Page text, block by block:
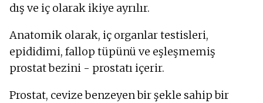
dış ve iç olarak ikiye ayrılır.
Anatomik olarak, iç organlar testisleri,
epididimi, fallop tüpünü ve eşleşmemiş
prostat bezini - prostatı içerir.
Prostat, cevize benzeyen bir şekle sahip bir